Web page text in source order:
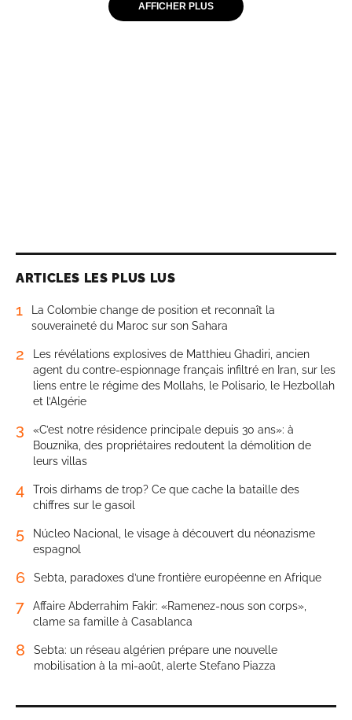
AFFICHER PLUS
ARTICLES LES PLUS LUS
1
La Colombie change de position et reconnaît la
souveraineté du Maroc sur son Sahara
2
Les révélations explosives de Matthieu Ghadiri, ancien
agent du contre-espionnage français infiltré en Iran, sur les
liens entre le régime des Mollahs, le Polisario, le Hezbollah
et l’Algérie
3
«C’est notre résidence principale depuis 30 ans»: à
Bouznika, des propriétaires redoutent la démolition de
leurs villas
4
Trois dirhams de trop? Ce que cache la bataille des
chiffres sur le gasoil
5
Núcleo Nacional, le visage à découvert du néonazisme
espagnol
6 Sebta, paradoxes d’une frontière européenne en Afrique
7
Affaire Abderrahim Fakir: «Ramenez-nous son corps»,
clame sa famille à Casablanca
8
Sebta: un réseau algérien prépare une nouvelle
mobilisation à la mi-août, alerte Stefano Piazza